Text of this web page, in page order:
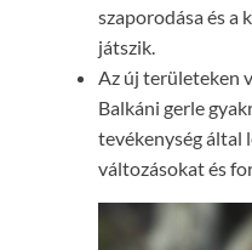
szaporodása és a
játszik.
Az új területeken
Balkáni gerle
tevékenység
változásokat és